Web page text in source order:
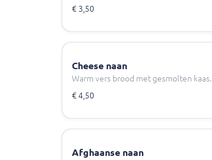
€ 3,50
Cheese naan
Warm vers brood met gesmolten kaas.
€ 4,50
Afghaanse naan